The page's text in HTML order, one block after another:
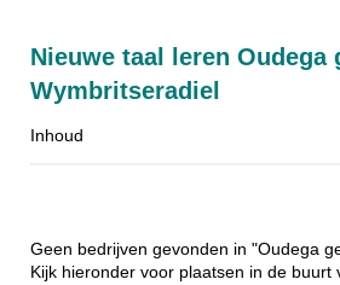
Nieuwe taal leren Oudega
Wymbritseradiel
Inhoud
Geen bedrijven gevonden in "Oudega
Kijk hieronder voor plaatsen in de buurt